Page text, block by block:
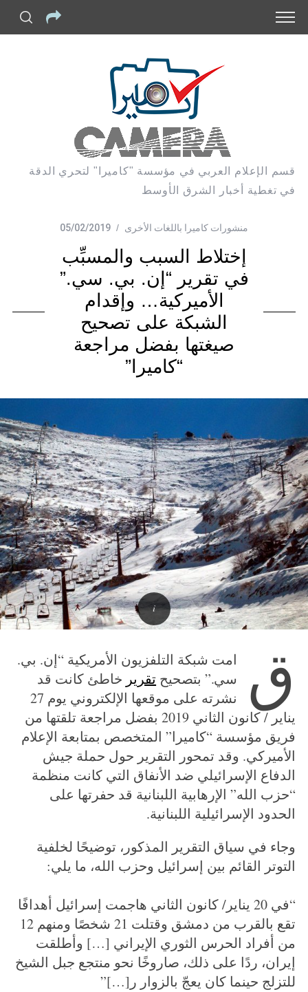
قسم الإعلام العربي في مؤسسة "كاميرا" لتحري الدقة
في تغطية أخبار الشرق الأوسط
منشورات كاميرا باللغات الأخرى 05/02/2019
إختلاط السبب والمسبِّب
في تقرير “إن. بي. سي.”
الأميركية… وإقدام
الشبكة على تصحيح
صيغتها بفضل مراجعة
“كاميرا”
ق
امت شبكة التلفزيون الأمريكية “إن. بي.
سي.” بتصحيح تقرير خاطئ كانت قد
نشرته على موقعها الإلكتروني يوم 27
يناير / كانون الثاني 2019 بفضل مراجعة تلقتها من
فريق مؤسسة “كاميرا” المتخصص بمتابعة الإعلام
الأميركي. وقد تمحور التقرير حول حملة جيش
الدفاع الإسرائيلي ضد الأنفاق التي كانت منظمة
“حزب الله” الإرهابية اللبنانية قد حفرتها على
الحدود الإسرائيلية اللبنانية.
وجاء في سياق التقرير المذكور، توضيحًا لخلفية
التوتر القائم بين إسرائيل وحزب الله، ما يلي:
“في 20 يناير/ كانون الثاني هاجمت إسرائيل أهدافًا
تقع بالقرب من دمشق وقتلت 21 شخصًا ومنهم 12
من أفراد الحرس الثوري الإيراني […] وأطلقت
إيران، ردًا على ذلك، صاروخًا نحو منتجع جبل الشيخ
للتزلج حينما كان يعجّ بالزوار ر[…]”